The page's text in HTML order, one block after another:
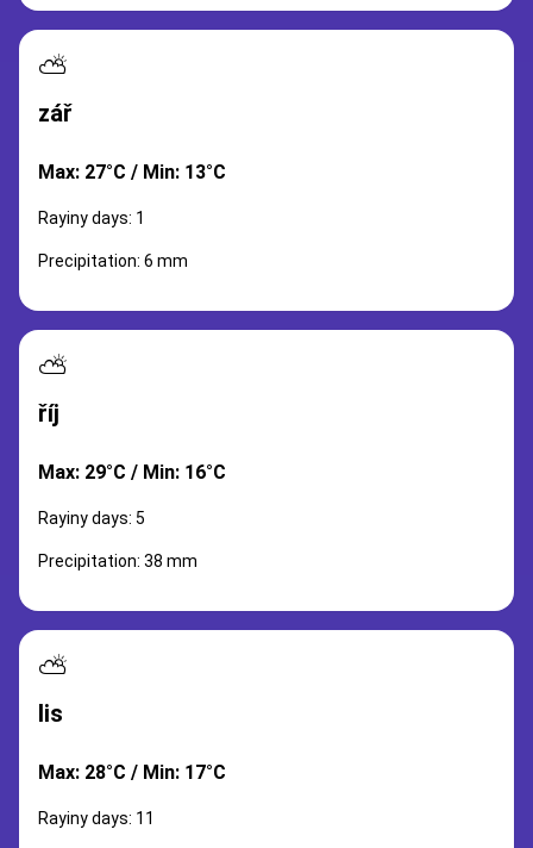
⛅
zář
Max: 27°C / Min: 13°C
Rayiny days: 1
Precipitation: 6 mm
⛅
říj
Max: 29°C / Min: 16°C
Rayiny days: 5
Precipitation: 38 mm
⛅
lis
Max: 28°C / Min: 17°C
Rayiny days: 11